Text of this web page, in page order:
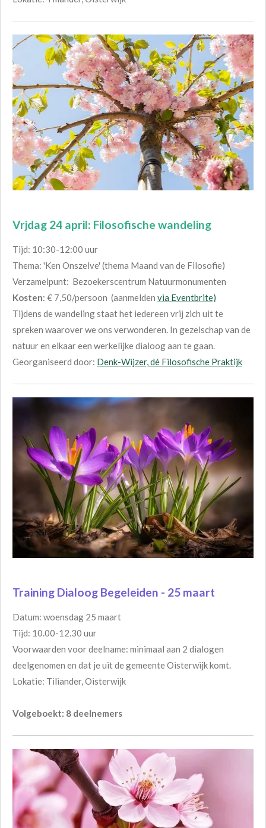
Vrjdag 24 april: Filosofische wandeling
Tijd: 10:30-12:00 uur
Thema: 'Ken Onszelve' (thema Maand van de Filosofie)
Verzamelpunt: Bezoekerscentrum Natuurmonumenten
Kosten: € 7,50/persoon (aanmelden via Eventbrite)
Tijdens de wandeling staat het iedereen vrij zich uit te
spreken waarover we ons verwonderen. In gezelschap van de
natuur en elkaar een werkelijke dialoog aan te gaan.
Georganiseerd door: Denk-Wijzer, dé Filosofische Praktijk
Training Dialoog Begeleiden - 25 maart
Datum: woensdag 25 maart
Tijd: 10.00-12.30 uur
Voorwaarden voor deelname: minimaal aan 2 dialogen
deelgenomen en dat je uit de gemeente Oisterwijk komt.
Lokatie: Tiliander, Oisterwijk
Volgeboekt: 8 deelnemers